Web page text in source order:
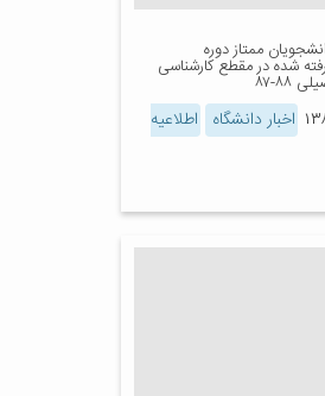
ممتاز دوره
شده در مقطع کارشناسی
۸۸-۸۷
اخبار دانشگاه اطلاعیه